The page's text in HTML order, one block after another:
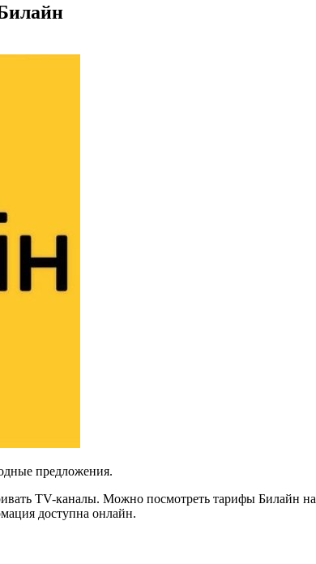
предложения.
TV-каналы. Можно посмотреть тарифы Билайн на
доступна онлайн.